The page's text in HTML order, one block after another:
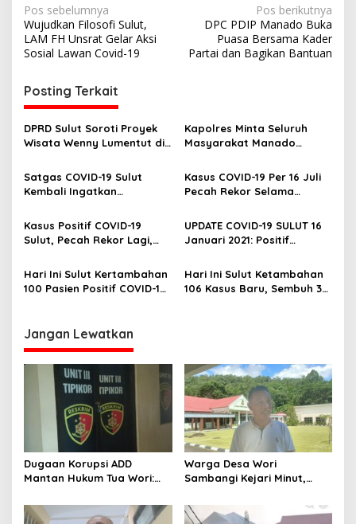
N
a
v
i
g
a
s
i
p
s
Pos sebelumnya
Wujudkan Filosofi Sulut,
LAM FH Unsrat Gelar Aksi
Sosial Lawan Covid-19
Pos berikutnya
DPC PDIP Manado Buka
Puasa Bersama Kader
Partai dan Bagikan Bantuan
Posting Terkait
DPRD Sulut Soroti Proyek
Wisata Wenny Lumentut di
Warga
Kapolres Minta Seluruh
Masyarakat Manado
COVID-19 Meski Sudah PPKM
Level 2
Satgas COVID-19 Sulut
Kembali Ingatkan
Kasus Corona Kembali
Pecah Rekor
Kasus COVID-19 Per 16 Juli
Pecah Rekor Selama
Satgas
Kasus Positif COVID-19
Sulut, Pecah Rekor Lagi,
UPDATE COVID-19 SULUT 16
Januari 2021: Positif
Meninggal 6
Hari Ini Sulut Kertambahan
100 Pasien Positif COVID-19,
Hari Ini Sulut Ketambahan
106 Kasus Baru, Sembuh 38,
Jangan Lewatkan
Dugaan Korupsi ADD
Mantan Hukum Tua Wori:
Hasil Audit Inspektorat
Warga Desa Wori
Sambangi Kejari Minut,
Laporan Dugaan Korupsi
Dana Desa